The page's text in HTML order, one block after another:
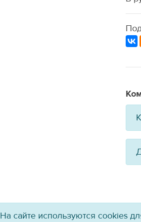
На сайте используются cookies